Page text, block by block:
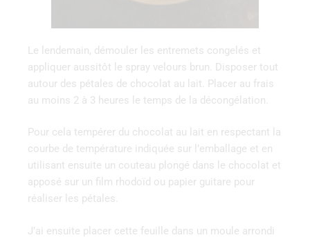
Le lendemain, démouler les entremets congelés et
appliquer aussitôt le spray velours brun. Disposer tout
autour des pétales de chocolat au lait. Placer au frais
au moins 2 à 3 heures le temps de la décongélation.
Pour cela tempérer du chocolat au lait en respectant la
courbe de température indiquée sur l’emballage et en
utilisant ensuite un couteau plongé dans le chocolat et
apposé sur un film rhodoïd ou papier guitare pour
réaliser les pétales.
J’ai ensuite placer cette feuille dans un moule arrondi